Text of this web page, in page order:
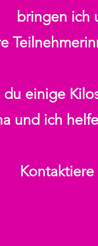
bringen ich
du einige
und ich